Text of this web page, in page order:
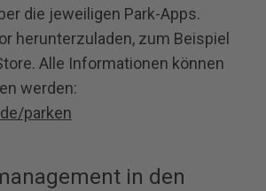
die jeweiligen Park-Apps.
herunterzuladen, zum Beispiel
Alle Informationen können
werden:
parken
in den